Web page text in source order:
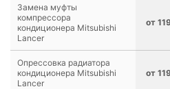
Замена муфты
компрессора
кондиционера Mitsubishi
Lancer
от
Опрессовка радиатора
кондиционера Mitsubishi
Lancer
от